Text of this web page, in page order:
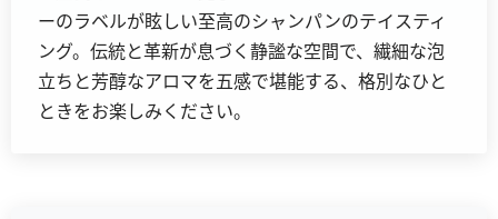
ーのラベルが眩しい至高のシャンパンのテイスティ
ング。伝統と革新が息づく静謐な空間で、繊細な泡
立ちと芳醇なアロマを五感で堪能する、格別なひと
ときをお楽しみください。